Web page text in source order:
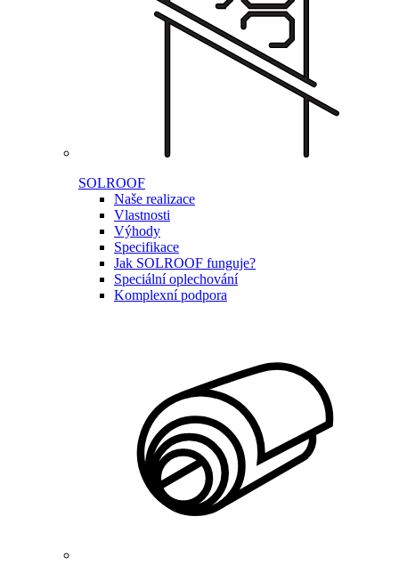
SOLROOF
Naše realizace
Vlastnosti
Výhody
Specifikace
Jak SOLROOF funguje?
Speciální oplechování
Komplexní podpora